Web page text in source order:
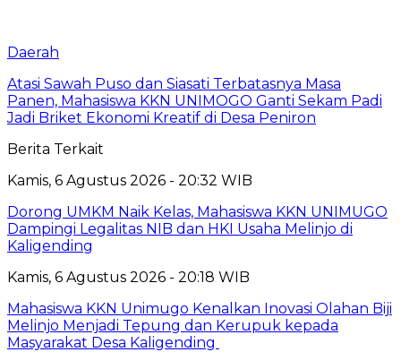
Daerah
Atasi Sawah Puso dan Siasati Terbatasnya Masa
Panen, Mahasiswa KKN UNIMOGO Ganti Sekam Padi
Jadi Briket Ekonomi Kreatif di Desa Peniron
Berita Terkait
Kamis, 6 Agustus 2026 - 20:32 WIB
Dorong UMKM Naik Kelas, Mahasiswa KKN UNIMUGO
Dampingi Legalitas NIB dan HKI Usaha Melinjo di
Kaligending
Kamis, 6 Agustus 2026 - 20:18 WIB
Mahasiswa KKN Unimugo Kenalkan Inovasi Olahan Biji
Melinjo Menjadi Tepung dan Kerupuk kepada
Masyarakat Desa Kaligending